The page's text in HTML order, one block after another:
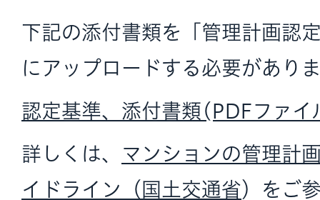
下記の添付書類を「管理計画認
にアップロードする必要があり
認定基準、添付書類(PDFファ
詳しくは、
マンションの管理計
イドライン（国土交通省）をご